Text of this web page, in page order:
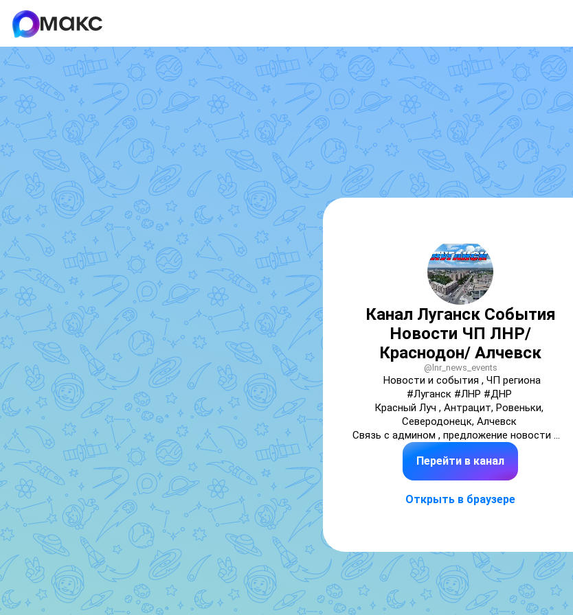
Канал Луганск События
Новости ЧП ЛНР/
Краснодон/ Алчевск
@lnr_news_events
Новости и события , ЧП региона
#Луганск #ЛНР #ДНР
Красный Луч , Антрацит, Ровеньки,
Северодонецк, Алчевск
Связь с админом , предложение новости ✍️
https://max.ru/id540134012007_bot?
start=rShd_f2P4J4E-g
Перейти в канал
Открыть в браузере